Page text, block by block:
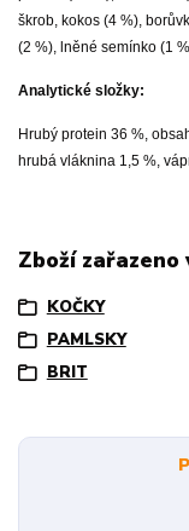
škrob, kokos (4 %),
(2 %), lněné semínko (1
Analytické složky:
Hrubý protein 36 %,
hrubá vláknina 1,5 %,
Zboží
KOČKY
PAMLSKY
BRIT